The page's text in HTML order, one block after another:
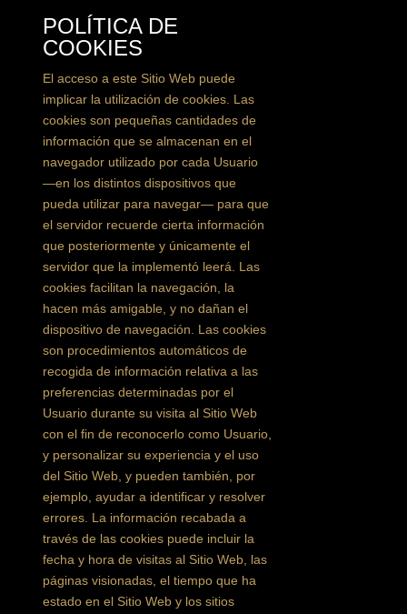
POLÍTICA DE
COOKIES
El acceso a este Sitio Web puede
implicar la utilización de cookies. Las
cookies son pequeñas cantidades de
información que se almacenan en el
navegador utilizado por cada Usuario
—en los distintos dispositivos que
pueda utilizar para navegar— para que
el servidor recuerde cierta información
que posteriormente y únicamente el
servidor que la implementó leerá. Las
cookies facilitan la navegación, la
hacen más amigable, y no dañan el
dispositivo de navegación. Las cookies
son procedimientos automáticos de
recogida de información relativa a las
preferencias determinadas por el
Usuario durante su visita al Sitio Web
con el fin de reconocerlo como Usuario,
y personalizar su experiencia y el uso
del Sitio Web, y pueden también, por
ejemplo, ayudar a identificar y resolver
errores. La información recabada a
través de las cookies puede incluir la
fecha y hora de visitas al Sitio Web, las
páginas visionadas, el tiempo que ha
estado en el Sitio Web y los sitios